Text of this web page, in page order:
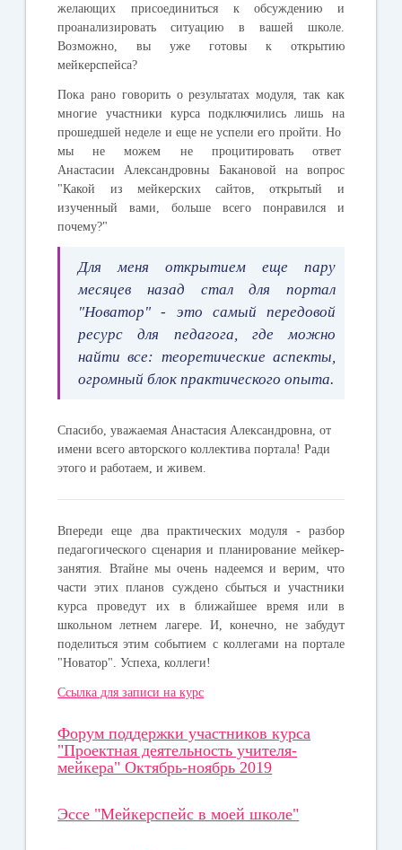
желающих присоединиться к обсуждению и
проанализировать ситуацию в вашей школе.
Возможно, вы уже готовы к открытию
мейкерспейса?
Пока рано говорить о результатах модуля, так как
многие участники курса подключились лишь на
прошедшей неделе и еще не успели его пройти. Но
мы не можем не процитировать ответ
Анастасии Александровны Бакановой на вопрос
"Какой из мейкерских сайтов, открытый и
изученный вами, больше всего понравился и
почему?"
Для меня открытием еще пару
месяцев назад стал для портал
"Новатор" - это самый передовой
ресурс для педагога, где можно
найти все: теоретические аспекты,
огромный блок практического опыта.
Спасибо, уважаемая Анастасия Александровна, от
имени всего авторского коллектива портала! Ради
этого и работаем, и живем.
Впереди еще два практических модуля - разбор
педагогического сценария и планирование мейкер-
занятия. Втайне мы очень надеемся и верим, что
части этих планов суждено сбыться и участники
курса проведут их в ближайшее время или в
школьном летнем лагере. И, конечно, не забудут
поделиться этим событием с коллегами на портале
"Новатор". Успеха, коллеги!
Ссылка для записи на курс
Форум поддержки участников курса
"Проектная деятельность учителя-
мейкера" Октябрь-ноябрь 2019
Эссе "Мейкерспейс в моей школе"